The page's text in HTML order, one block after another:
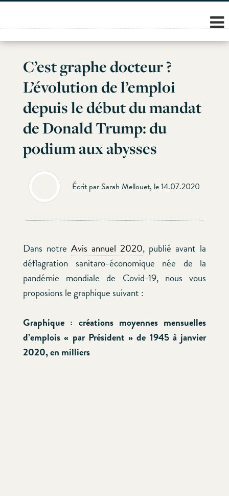
Skip
content
C’est graphe docteur ?
L’évolution de l’emploi
depuis le début du mandat
de Donald Trump: du
podium aux abysses
Écrit par Sarah Mellouet, le 14.07.2020
Dans notre Avis annuel 2020, publié avant la
déflagration sanitaro-économique née de la
pandémie mondiale de Covid-19, nous vous
proposions le graphique suivant :
Graphique : créations moyennes mensuelles
d’emplois « par Président » de 1945 à janvier
2020, en milliers